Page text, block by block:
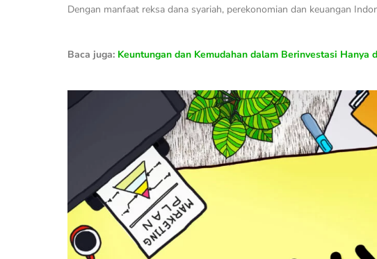
Dengan manfaat reksa dana syariah, perekonomian dan keuangan
Baca juga: Keuntungan dan Kemudahan dalam Berinvestasi Hanya